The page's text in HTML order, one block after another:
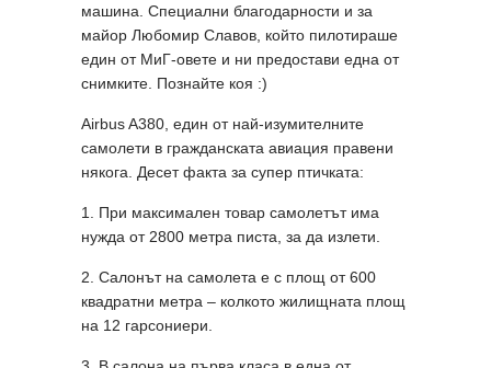
машина. Специални благодарности и за
майор Любомир Славов, който пилотираше
един от МиГ-овете и ни предостави една от
снимките. Познайте коя :)
Airbus A380, един от най-изумителните
самолети в гражданската авиация правени
някога. Десет факта за супер птичката:
1. При максимален товар самолетът има
нужда от 2800 метра писта, за да излети.
2. Салонът на самолета е с площ от 600
квадратни метра – колкото жилищната площ
на 12 гарсониери.